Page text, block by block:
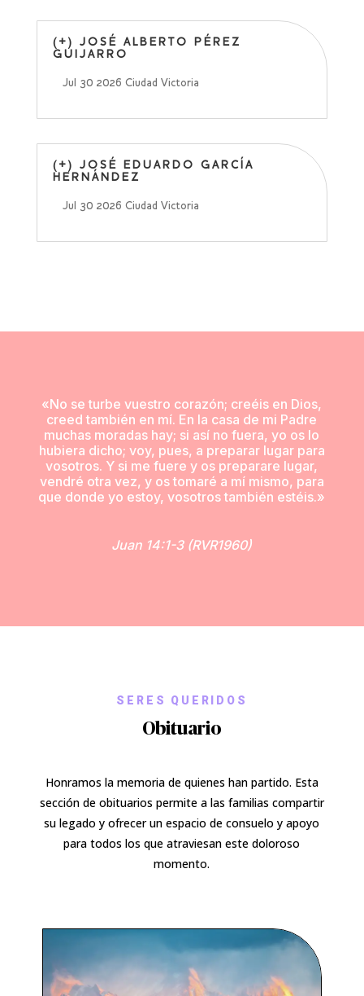
(+) JOSÉ ALBERTO PÉREZ
GUIJARRO
Jul 30 2026 Ciudad Victoria
(+) JOSÉ EDUARDO GARCÍA
HERNÁNDEZ
Jul 30 2026 Ciudad Victoria
«No se turbe vuestro corazón; creéis en Dios,
creed también en mí. En la casa de mi Padre
muchas moradas hay; si así no fuera, yo os lo
hubiera dicho; voy, pues, a preparar lugar para
vosotros. Y si me fuere y os preparare lugar,
vendré otra vez, y os tomaré a mí mismo, para
que donde yo estoy, vosotros también estéis.»
Juan 14:1-3 (RVR1960)
SERES QUERIDOS
Obituario
Honramos la memoria de quienes han partido. Esta
sección de obituarios permite a las familias compartir
su legado y ofrecer un espacio de consuelo y apoyo
para todos los que atraviesan este doloroso
momento.